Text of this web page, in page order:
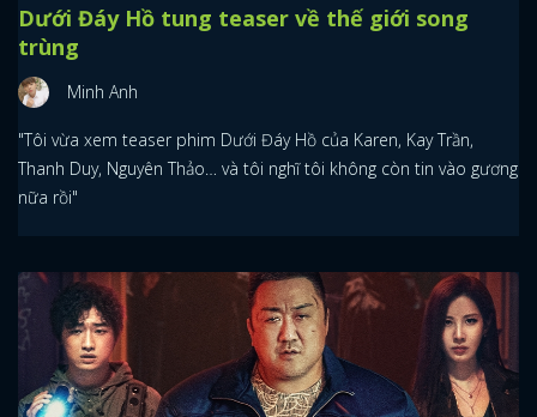
Dưới Đáy Hồ tung teaser về thế giới song
trùng
Minh Anh
"Tôi vừa xem teaser phim Dưới Đáy Hồ của Karen, Kay Trần,
Thanh Duy, Nguyên Thảo… và tôi nghĩ tôi không còn tin vào gương
nữa rồi"